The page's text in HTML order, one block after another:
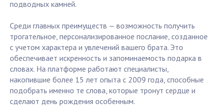
подводных камней.
Среди главных преимуществ — возможность получить
трогательное, персонализированное послание, созданное
с учетом характера и увлечений вашего брата. Это
обеспечивает искренность и запоминаемость подарка в
словах. На платформе работают специалисты,
накопившие более 15 лет опыта с 2009 года, способные
подобрать именно те слова, которые тронут сердце и
сделают день рождения особенным.